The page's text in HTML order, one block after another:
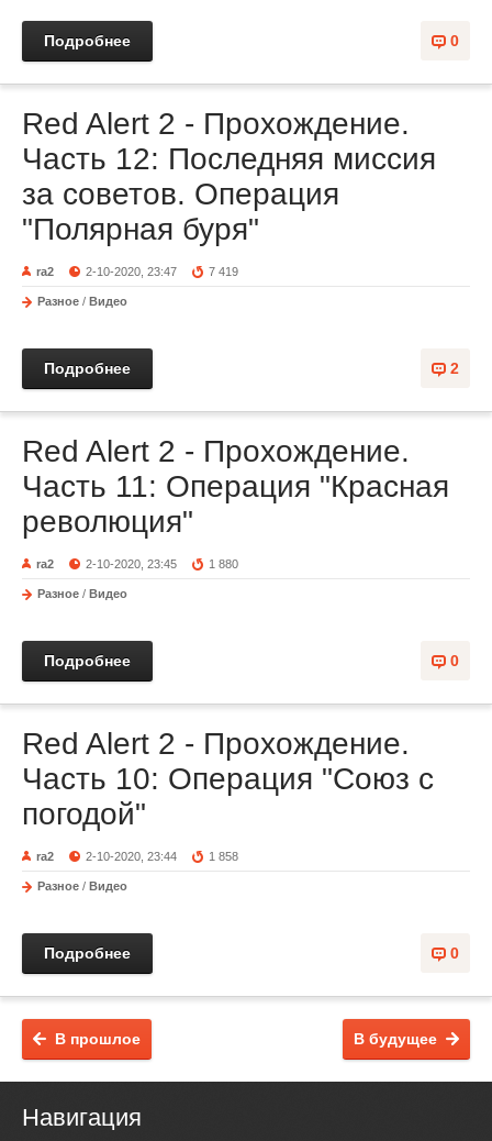
0
Подробнее
Red Alert 2 - Прохождение.
Часть 12: Последняя миссия
за советов. Операция
"Полярная буря"
ra2 2-10-2020, 23:47 7 419
Разное / Видео
2
Подробнее
Red Alert 2 - Прохождение.
Часть 11: Операция "Красная
революция"
ra2 2-10-2020, 23:45 1 880
Разное / Видео
0
Подробнее
Red Alert 2 - Прохождение.
Часть 10: Операция "Союз с
погодой"
ra2 2-10-2020, 23:44 1 858
Разное / Видео
0
Подробнее
В будущее
В прошлое
Навигация